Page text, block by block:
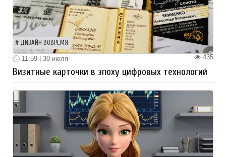
ДИЗАЙН ВОВРЕМЯ
435
11:59 | 30 июля
Визитные карточки в эпоху цифровых технологий